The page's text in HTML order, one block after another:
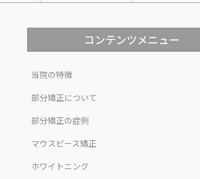
コンテンツメニュー
当院の特徴
部分矯正について
部分矯正の症例
マウスピース矯正
ホワイトニング